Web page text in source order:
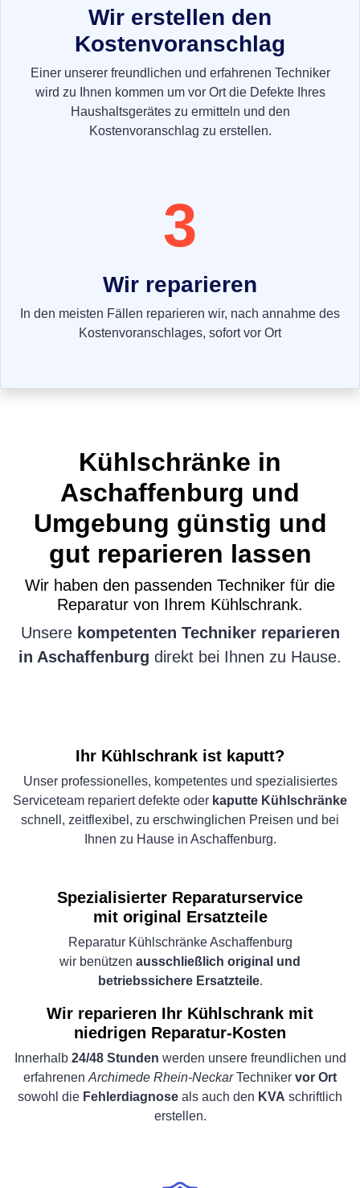
Wir erstellen den
Kostenvoranschlag
Einer unserer freundlichen und erfahrenen Techniker
wird zu Ihnen kommen um vor Ort die Defekte Ihres
Haushaltsgerätes zu ermitteln und den
Kostenvoranschlag zu erstellen.
3
Wir reparieren
In den meisten Fällen reparieren wir, nach annahme des
Kostenvoranschlages, sofort vor Ort
Kühlschränke in
Aschaffenburg und
Umgebung günstig und
gut reparieren lassen
Wir haben den passenden Techniker für die
Reparatur von Ihrem Kühlschrank.
Unsere kompetenten Techniker reparieren
in Aschaffenburg direkt bei Ihnen zu Hause.
Ihr Kühlschrank ist kaputt?
Unser professionelles, kompetentes und spezialisiertes
Serviceteam repariert defekte oder kaputte Kühlschränke
schnell, zeitflexibel, zu erschwinglichen Preisen und bei
Ihnen zu Hause in Aschaffenburg.
Spezialisierter Reparaturservice
mit original Ersatzteile
Reparatur Kühlschränke Aschaffenburg
wir benützen ausschließlich original und
betriebssichere Ersatzteile.
Wir reparieren Ihr Kühlschrank mit
niedrigen Reparatur-Kosten
Innerhalb 24/48 Stunden werden unsere freundlichen und
erfahrenen Archimede Rhein-NeckarTechniker vor Ort
sowohl die Fehlerdiagnose als auch den KVA schriftlich
erstellen.